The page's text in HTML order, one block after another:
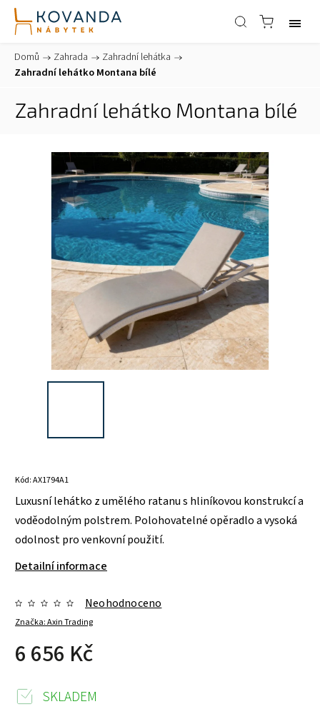
Domů / Zahrada / Zahradní lehátka /
Zahradní lehátko Montana bílé
Zahradní lehátko Montana bílé
Kód:AX1794A1
Luxusní lehátko z umělého ratanu s hliníkovou konstrukcí a
voděodolným polstrem. Polohovatelné opěradlo a vysoká
odolnost pro venkovní použití.
Detailní informace
Značka:Axin Trading
Neohodnoceno
6 656 Kč
SKLADEM